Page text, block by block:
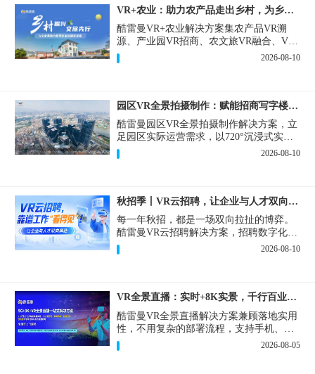
VR+农业：助力农产品走出乡村，为乡村振兴注入新活力
酷雷曼VR+农业解决方案集农产品VR溯
源、产业园VR招商、农文旅VR融合、VR
科普馆等为一体，为农业数字化落地提供
轻量化、高性价比的解决方案。
2026-08-10
园区VR全景拍摄制作：赋能招商写字楼出租运维巡检多场景
酷雷曼园区VR全景拍摄制作解决方案，立
足园区实际运营需求，以720°沉浸式实景
复刻为核心，精准破解园区对外营销、对
内管理中的各类痛点，将线下实景转化为
2026-08-10
秋招季丨VR云招聘，让企业与人才双向奔赴！
每一年秋招，都是一场双向拉扯的博弈。
酷雷曼VR云招聘解决方案，招聘数字化的
实用工具，告别“信息博弈”，真正实现企
业与人才双向奔赴。
2026-08-10
VR全景直播：实时+8K实景，千行百业的数字化利器
酷雷曼VR全景直播解决方案兼顾落地实用
性，不用复杂的部署流程，支持手机、网
页多端访问，解决各行各业 “看得见、信
得过、降成本、提转化” 的实际难题。
2026-08-05